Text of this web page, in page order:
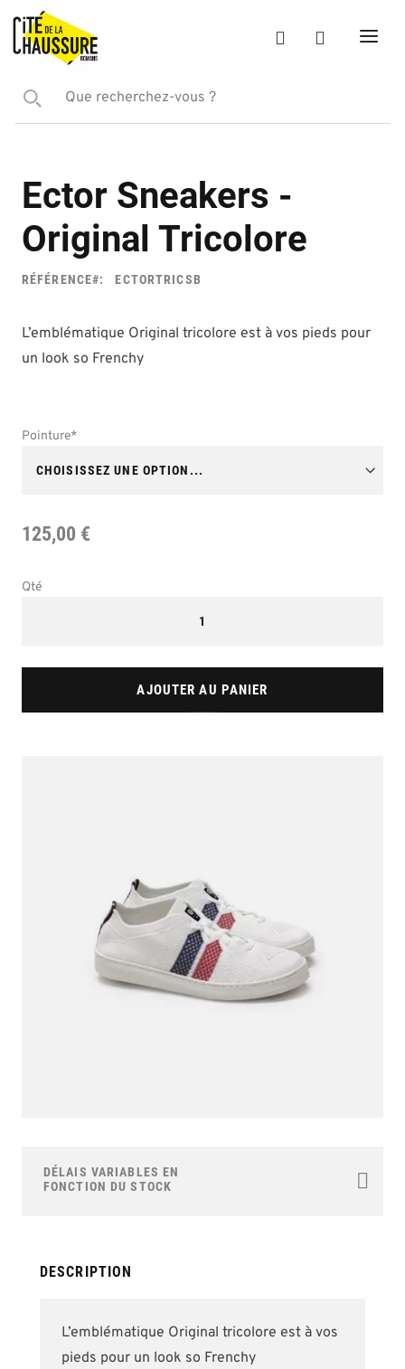
Ector Sneakers -
Original Tricolore
RÉFÉRENCE ECTORTRICSB
L’emblématique Original tricolore est à vos pieds pour
un look so Frenchy
Pointure
125,00 €
Qté
AJOUTER AU PANIER
beginning
gallery
DÉLAIS VARIABLES EN
FONCTION DU STOCK
DESCRIPTION
L’emblématique Original tricolore est à vos
pieds pour un look so Frenchy